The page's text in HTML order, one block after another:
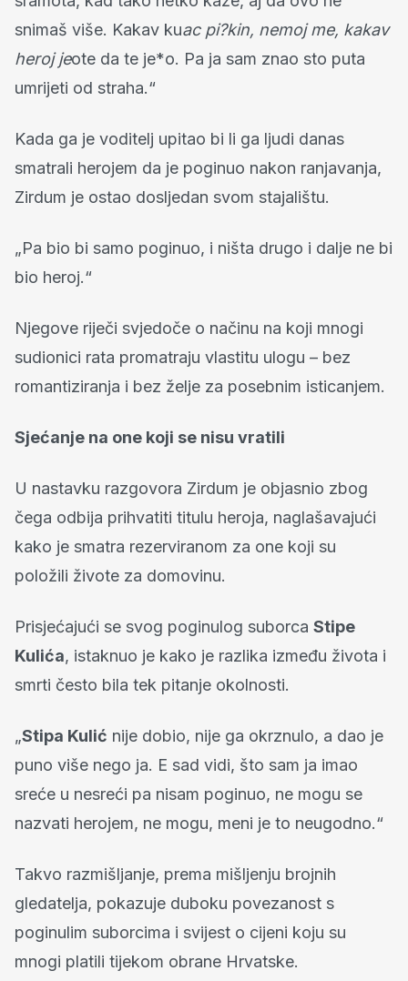
snimaš više. Kakav kuac pi?kin, nemoj me, kakav
heroj jeote da te je*o. Pa ja sam znao sto puta
umrijeti od straha.“
Kada ga je voditelj upitao bi li ga ljudi danas
smatrali herojem da je poginuo nakon ranjavanja,
Zirdum je ostao dosljedan svom stajalištu.
„Pa bio bi samo poginuo, i ništa drugo i dalje ne bi
bio heroj.“
Njegove riječi svjedoče o načinu na koji mnogi
sudionici rata promatraju vlastitu ulogu – bez
romantiziranja i bez želje za posebnim isticanjem.
Sjećanje na one koji se nisu vratili
U nastavku razgovora Zirdum je objasnio zbog
čega odbija prihvatiti titulu heroja, naglašavajući
kako je smatra rezerviranom za one koji su
položili živote za domovinu.
Prisjećajući se svog poginulog suborca Stipe
Kulića, istaknuo je kako je razlika između života i
smrti često bila tek pitanje okolnosti.
„Stipa Kulić nije dobio, nije ga okrznulo, a dao je
puno više nego ja. E sad vidi, što sam ja imao
sreće u nesreći pa nisam poginuo, ne mogu se
nazvati herojem, ne mogu, meni je to neugodno.“
Takvo razmišljanje, prema mišljenju brojnih
gledatelja, pokazuje duboku povezanost s
poginulim suborcima i svijest o cijeni koju su
mnogi platili tijekom obrane Hrvatske.